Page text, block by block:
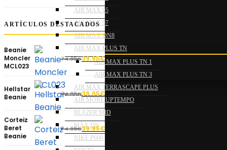
AIR MAX 95
AIR MAX 97
AIR MAX DN8
AIR MAX PLUS TN
AIR MAX PLUS TN 1
AIR MAX PLUS TN 3
AIR MAX TERRASCAPE PLUS
AIR MORE UPTEMPO
BLAZER MID
MAX DN
NIKE P600
ARTÍCULOS DESTACADOS
Beanie
Moncler
MCL023
74.95€39.95€
Hellstar
Beanie
74.95€39.95€
Corteiz
Beret
Beanie
74.95€39.95€